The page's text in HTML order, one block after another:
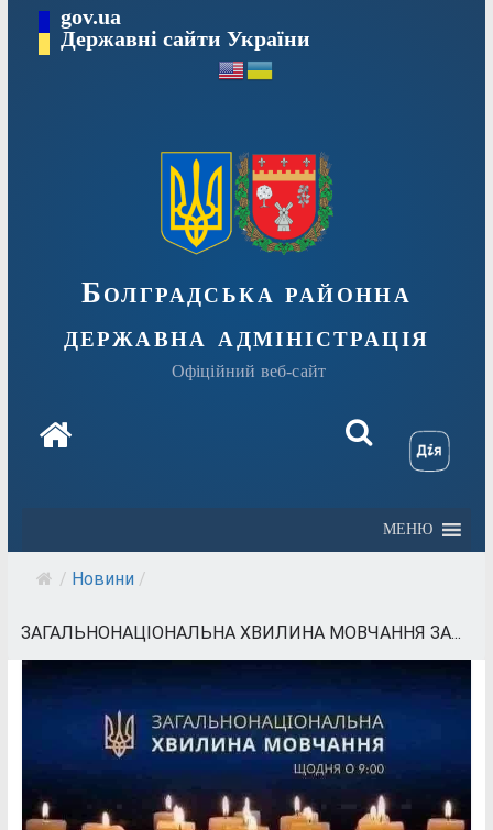
Перейтиgov.ua
Державні сайти України
Болградська районна
державна адміністрація
Офіційний веб-сайт
МЕНЮ
/ Новини /
ЗАГАЛЬНОНАЦІОНАЛЬНА ХВИЛИНА МОВЧАННЯ ЗА...